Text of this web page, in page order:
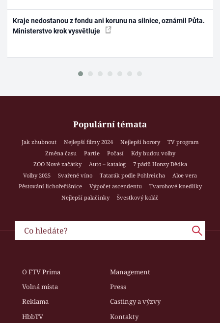
Kraje nedostanou z fondu ani korunu na silnice, oznámil Půta.
Ministerstvo krok vysvětluje
Populární témata
Jak zhubnout Nejlepší filmy 2024 Nejlepší horory
TV program
Změna času
Partie Počasí
Kdy budou volby
ZOO Nové začátky
Auto – katalog
7 pádů Honzy Dědka
Volby 2025
Svařené víno Tatarák podle Pohlreicha
Aloe vera
Pěstování lichořeřišnice
Výpočet ascendentu
Tvarohové knedlíky
Nejlepší palačinky
Švestkový koláč
O FTV Prima
Management
Volná místa
Press
Reklama
Castingy a výzvy
HbbTV
Kontakty